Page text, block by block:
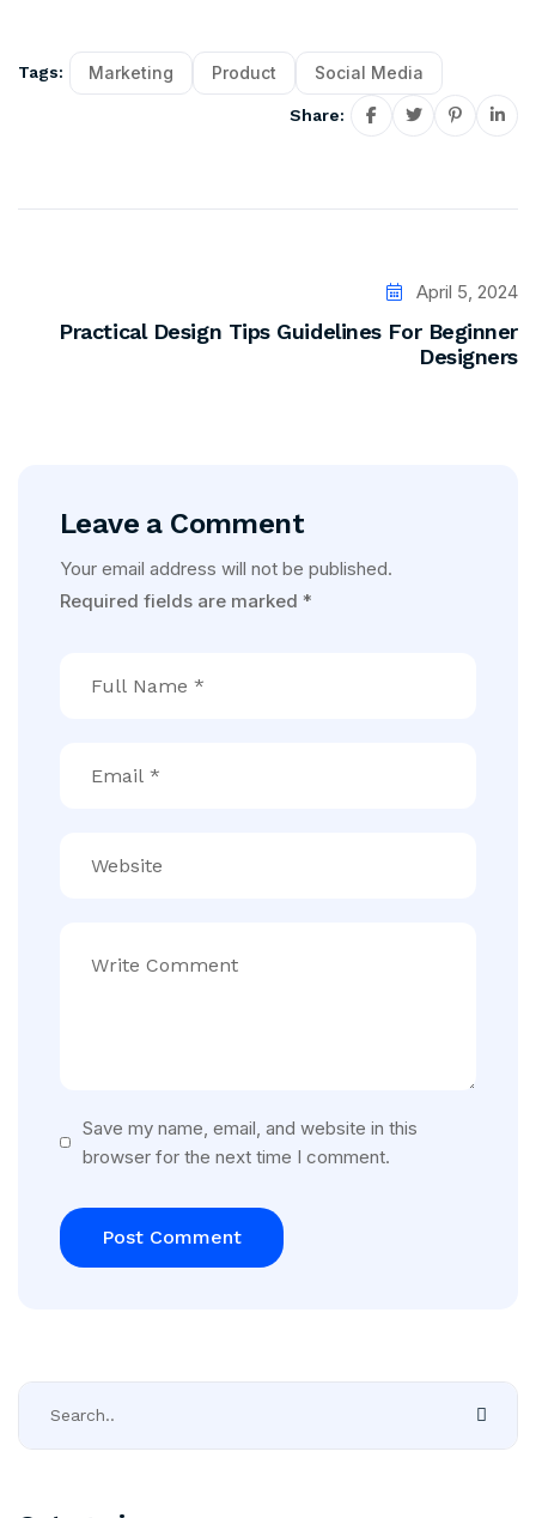
Tags: Marketing Product Social Media
Share:
April 5, 2024
Practical Design Tips Guidelines For Beginner
Designers
Leave a Comment
Your email address will not be published.
Required fields are marked *
Save my name, email, and website in this
browser for the next time I comment.